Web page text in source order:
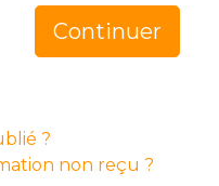
Continuer
?
non reçu ?